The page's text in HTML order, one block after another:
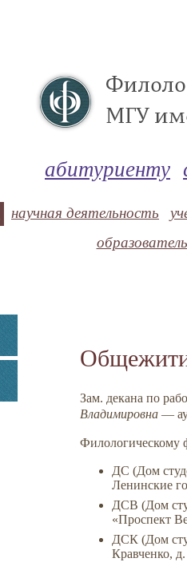
абитуриенту
научная деятельность
Зам. декана по
Владимировна —
Филологическому
ДС (Дом
Ленинские
ДСВ (Дом
«Проспект
ДСК (Дом
Кравченко,